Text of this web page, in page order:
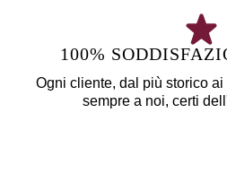
100%
Ogni cliente, dal più storico
sempre a noi, certi